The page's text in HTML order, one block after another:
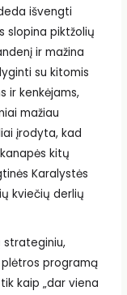
išvengti
slopina piktžolių
ir mažina
su kitomis
ir kenkėjams,
mažiau
įrodyta, kad
kitų
Karalystės
kviečių derlių
strateginiu,
programą
kaip „dar viena